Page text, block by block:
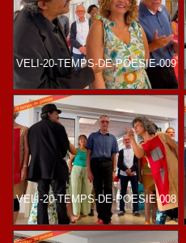
VELI-20-TEMPS-DE-POESIE-009
VELI-20-TEMPS-DE-POESIE-008